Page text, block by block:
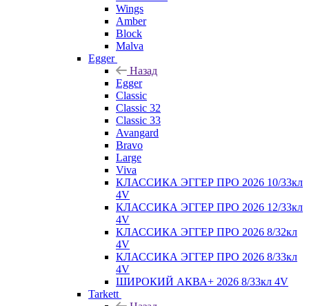
Wings
Amber
Block
Malva
Egger
Назад
Egger
Classic
Classic 32
Classic 33
Avangard
Bravo
Large
Viva
КЛАССИКА ЭГГЕР ПРО 2026 10/33кл
4V
КЛАССИКА ЭГГЕР ПРО 2026 12/33кл
4V
КЛАССИКА ЭГГЕР ПРО 2026 8/32кл
4V
КЛАССИКА ЭГГЕР ПРО 2026 8/33кл
4V
ШИРОКИЙ АКВА+ 2026 8/33кл 4V
Tarkett